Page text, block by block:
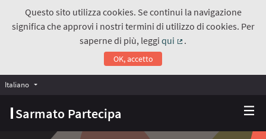
Questo sito utilizza cookies. Se continui la navigazione
significa che approvi i nostri termini di utilizzo di cookies. Per
saperne di più, leggiqui
.
OK, accetto
Sarmato Partecipa
Italiano Choose language